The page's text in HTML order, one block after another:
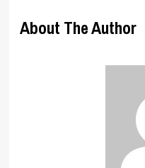
About The Author